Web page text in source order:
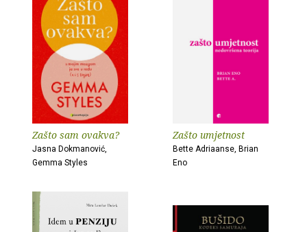
Zašto sam ovakva?
Jasna Dokmanović,
Gemma Styles
Zašto umjetnost
Bette Adriaanse, Brian
Eno